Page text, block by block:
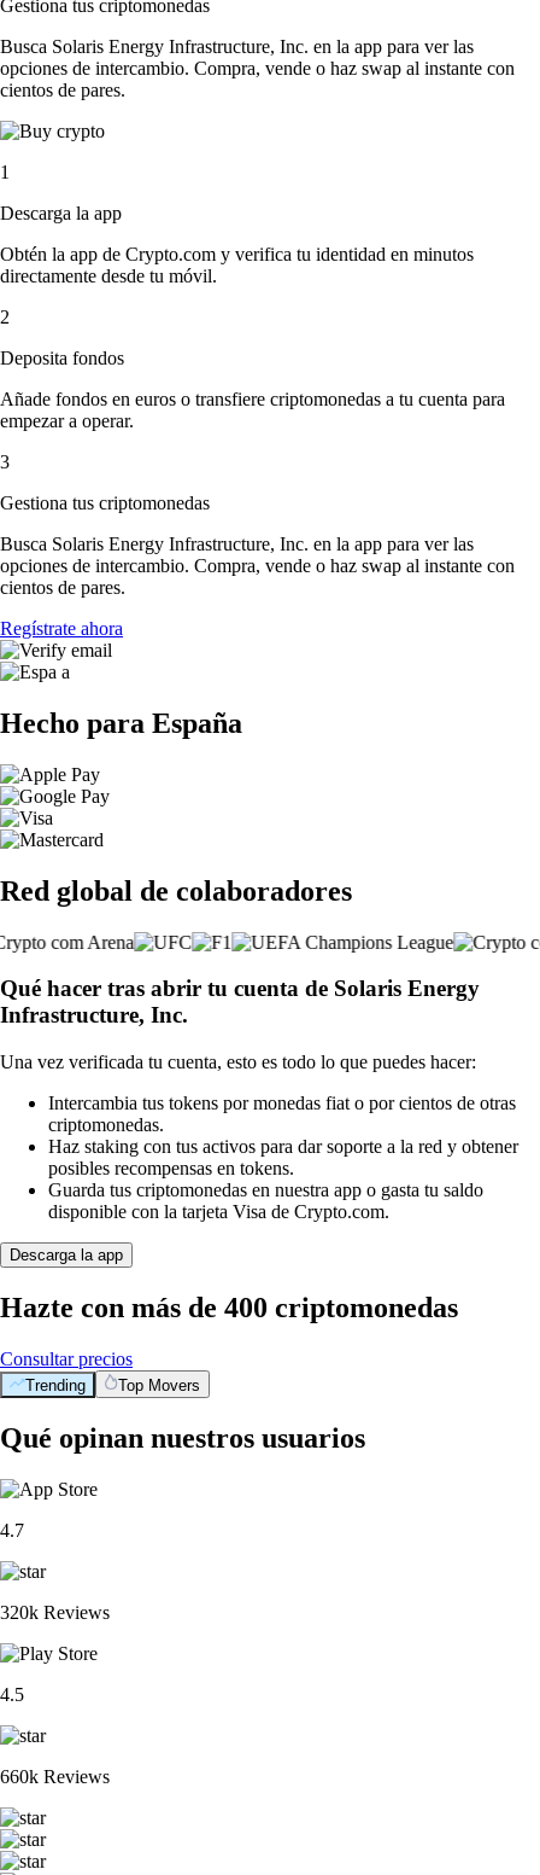
Gestiona tus criptomonedas
Busca Solaris Energy Infrastructure, Inc. en la app para ver las
opciones de intercambio. Compra, vende o haz swap al instante con
cientos de pares.
1
Descarga la app
Obtén la app de Crypto.com y verifica tu identidad en minutos
directamente desde tu móvil.
2
Deposita fondos
Añade fondos en euros o transfiere criptomonedas a tu cuenta para
empezar a operar.
3
Gestiona tus criptomonedas
Busca Solaris Energy Infrastructure, Inc. en la app para ver las
opciones de intercambio. Compra, vende o haz swap al instante con
cientos de pares.
Regístrate ahora
Hecho para España
Red global de colaboradores
Qué hacer tras abrir tu cuenta de Solaris Energy
Infrastructure, Inc.
Una vez verificada tu cuenta, esto es todo lo que puedes hacer:
Intercambia tus tokens por monedas fiat o por cientos de otras
criptomonedas.
Haz staking con tus activos para dar soporte a la red y obtener
posibles recompensas en tokens.
Guarda tus criptomonedas en nuestra app o gasta tu saldo
disponible con la tarjeta Visa de Crypto.com.
Descarga la app
Hazte con más de 400 criptomonedas
Consultar precios
Trending Top Movers
Qué opinan nuestros usuarios
4.7
320k Reviews
4.5
660k Reviews